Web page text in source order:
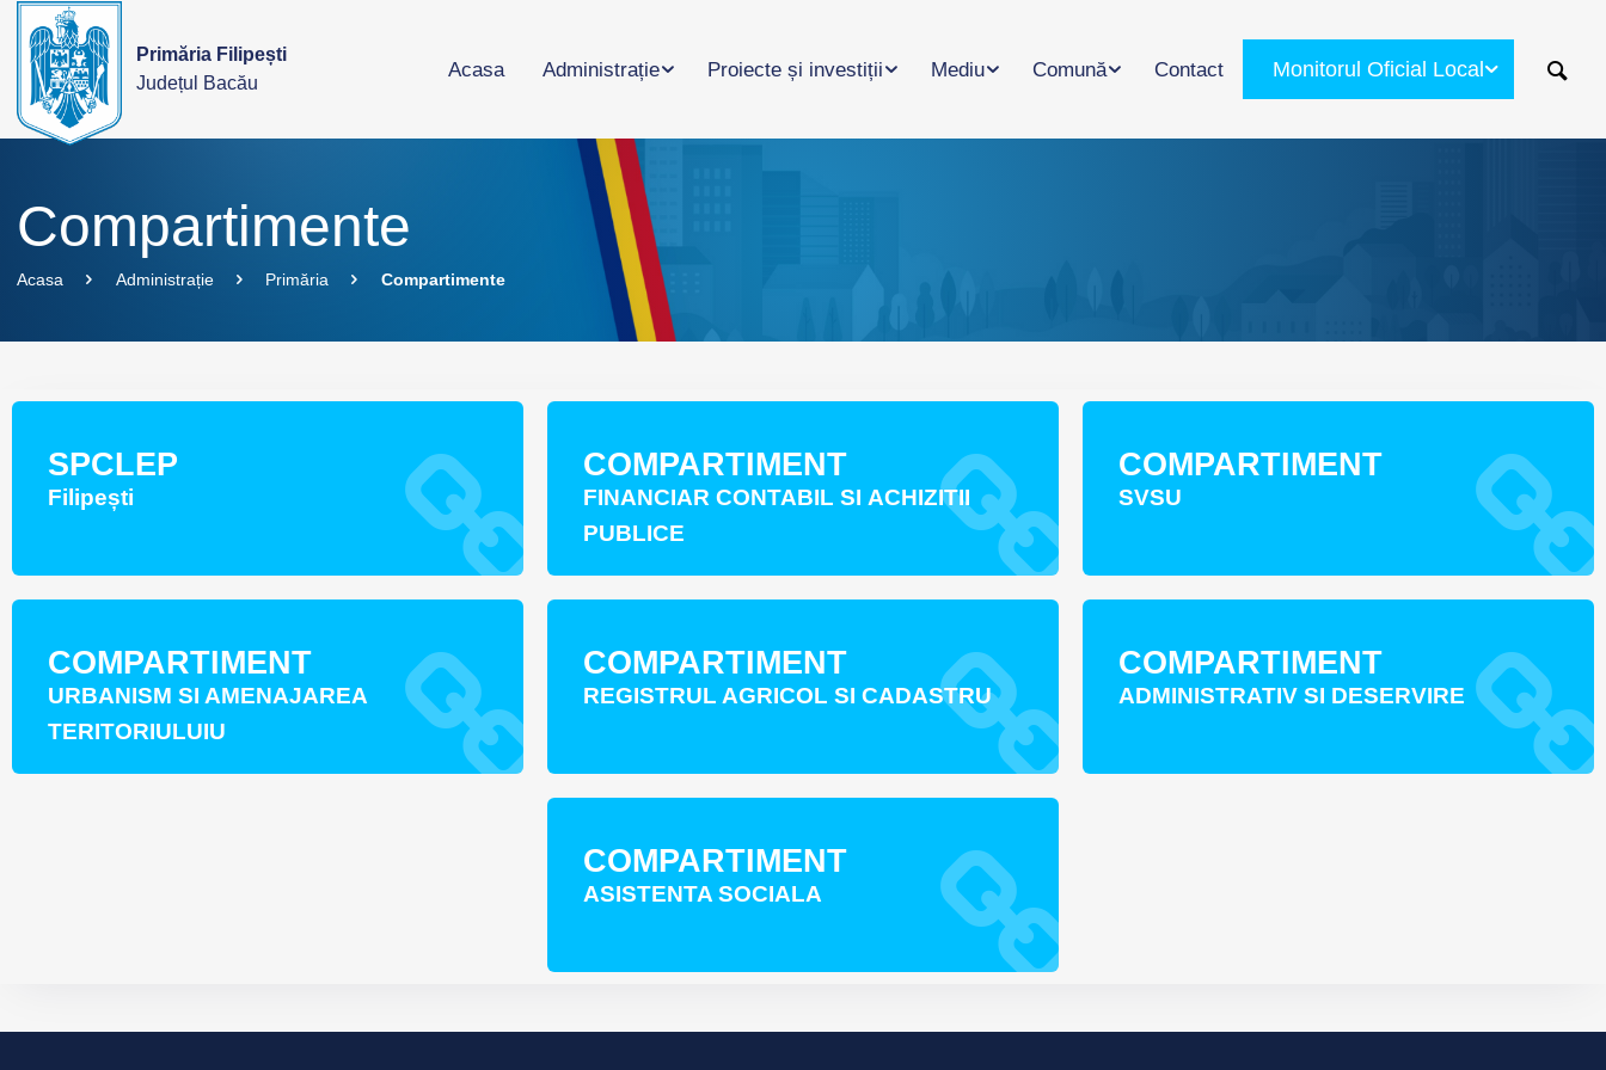
Primăria Filipești
Județul Bacău
Acasa Administrație Proiecte și investiții Mediu Comună Contact Monitorul Oficial Local
Compartimente
Acasa Administrație Primăria Compartimente
SPCLEP
Filipești
COMPARTIMENT
FINANCIAR CONTABIL SI ACHIZITII
PUBLICE
COMPARTIMENT
SVSU
COMPARTIMENT
URBANISM SI AMENAJAREA
TERITORIULUIU
COMPARTIMENT
REGISTRUL AGRICOL SI CADASTRU
COMPARTIMENT
ADMINISTRATIV SI DESERVIRE
COMPARTIMENT
ASISTENTA SOCIALA